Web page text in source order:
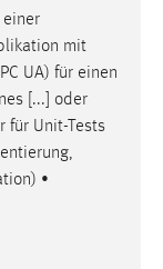
einer
mit
UA) für einen
[...] oder
für Unit-Tests
•